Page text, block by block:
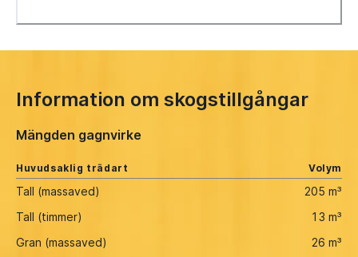
Information om skogstillgångar
Mängden gagnvirke
Huvudsaklig trädart Volym
Tall (massaved)
205 m³
Tall (timmer)
13 m³
Gran (massaved)
26 m³